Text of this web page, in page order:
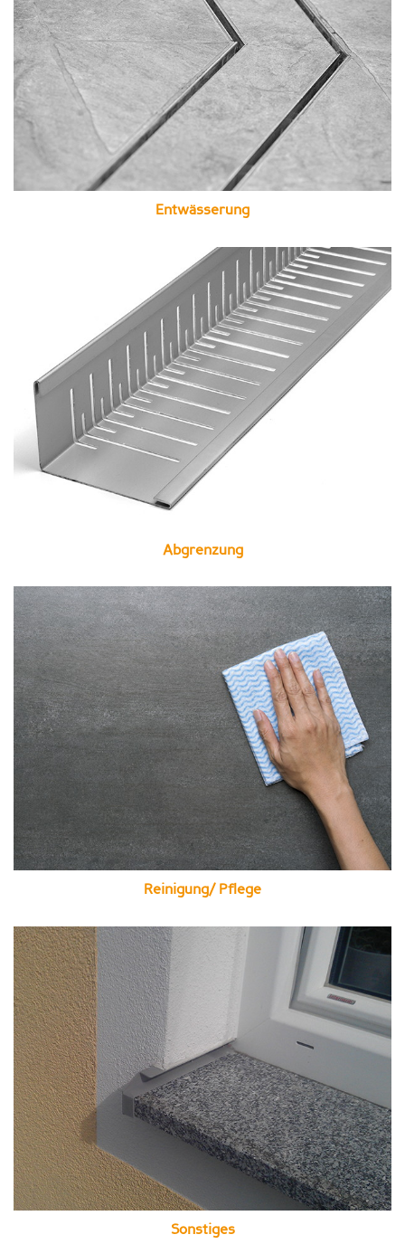
Entwässerung
Abgrenzung
Reinigung/ Pflege
Sonstiges